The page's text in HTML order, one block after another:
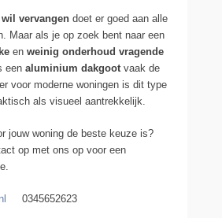
vervangen doet er goed aan alle
Maar als je op zoek bent naar een
en weinig onderhoud vragende
een aluminium dakgoot vaak de
voor moderne woningen is dit type
als visueel aantrekkelijk.
jouw woning de beste keuze is?
op met ons op voor een
0345652623